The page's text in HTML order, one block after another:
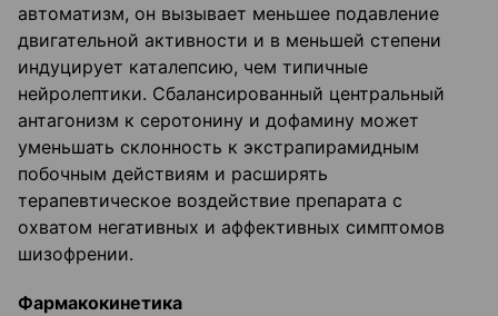
автоматизм, он вызывает меньшее подавление
двигательной активности и в меньшей степени
индуцирует каталепсию, чем типичные
нейролептики. Сбалансированный центральный
антагонизм к серотонину и дофамину может
уменьшать склонность к экстрапирамидным
побочным действиям и расширять
терапевтическое воздействие препарата с
охватом негативных и аффективных симптомов
шизофрении.
Фармакокинетика